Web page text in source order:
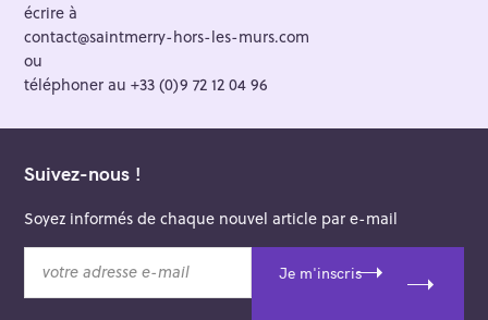
écrire à
contact@saintmerry-hors-les-murs.com
ou
téléphoner au +33 (0)9 72 12 04 96
Suivez-nous !
Soyez informés de chaque nouvel article par e-mail
t
Je m'inscris